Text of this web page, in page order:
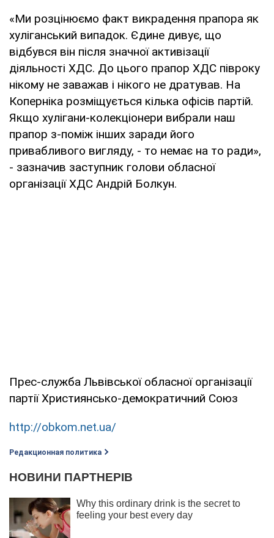
«Ми розцінюємо факт викрадення прапора як
хуліганський випадок. Єдине дивує, що
відбувся він після значної активізації
діяльності ХДС. До цього прапор ХДС півроку
нікому не заважав і нікого не дратував. На
Коперніка розміщується кілька офісів партій.
Якщо хулігани-колекціонери вибрали наш
прапор з-поміж інших заради його
привабливого вигляду, - то немає на то ради»,
- зазначив заступник голови обласної
організації ХДС Андрій Болкун.
Прес-служба Львівської обласної організації
партії Християнсько-демократичний Союз
http://obkom.net.ua/
Редакционная политика